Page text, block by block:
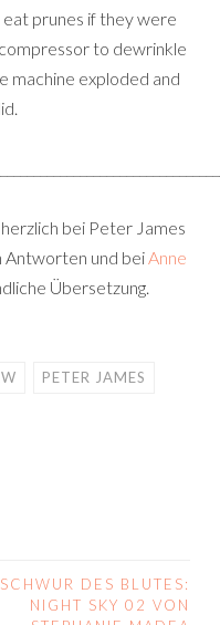
prunes if they were
to dewrinkle
machine exploded and
bei Peter James
Antworten und beiAnne
Übersetzung.
PETER JAMES
SCHWUR DES BLUTES:
NIGHT SKY 02 VON